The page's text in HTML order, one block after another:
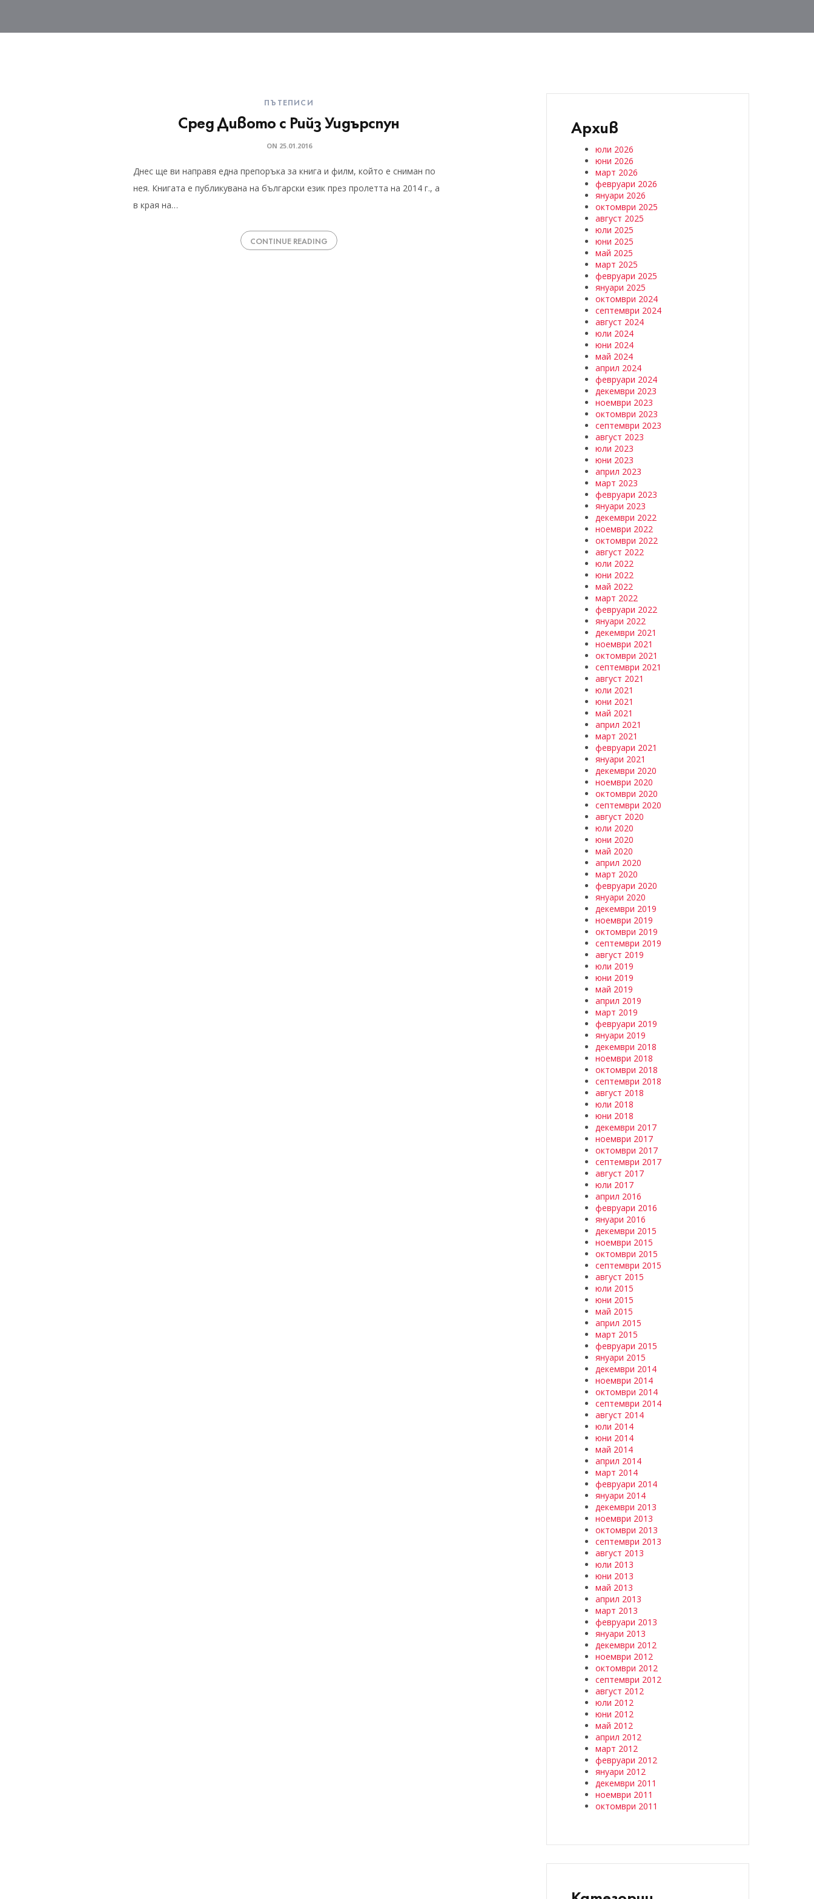
ПЪТЕПИСИ
Сред Дивото с Рийз Уидърспун
ON 25.01.2016
Днес ще ви направя една препоръка за книга и филм, който е сниман по
нея. Книгата е публикувана на български език през пролетта на 2014 г., а
в края на…
CONTINUE READING
Архив
юли 2026
юни 2026
март 2026
февруари 2026
януари 2026
октомври 2025
август 2025
юли 2025
юни 2025
май 2025
март 2025
февруари 2025
януари 2025
октомври 2024
септември 2024
август 2024
юли 2024
юни 2024
май 2024
април 2024
февруари 2024
декември 2023
ноември 2023
октомври 2023
септември 2023
август 2023
юли 2023
юни 2023
април 2023
март 2023
февруари 2023
януари 2023
декември 2022
ноември 2022
октомври 2022
август 2022
юли 2022
юни 2022
май 2022
март 2022
февруари 2022
януари 2022
декември 2021
ноември 2021
октомври 2021
септември 2021
август 2021
юли 2021
юни 2021
май 2021
април 2021
март 2021
февруари 2021
януари 2021
декември 2020
ноември 2020
октомври 2020
септември 2020
август 2020
юли 2020
юни 2020
май 2020
април 2020
март 2020
февруари 2020
януари 2020
декември 2019
ноември 2019
октомври 2019
септември 2019
август 2019
юли 2019
юни 2019
май 2019
април 2019
март 2019
февруари 2019
януари 2019
декември 2018
ноември 2018
октомври 2018
септември 2018
август 2018
юли 2018
юни 2018
декември 2017
ноември 2017
октомври 2017
септември 2017
август 2017
юли 2017
април 2016
февруари 2016
януари 2016
декември 2015
ноември 2015
октомври 2015
септември 2015
август 2015
юли 2015
юни 2015
май 2015
април 2015
март 2015
февруари 2015
януари 2015
декември 2014
ноември 2014
октомври 2014
септември 2014
август 2014
юли 2014
юни 2014
май 2014
април 2014
март 2014
февруари 2014
януари 2014
декември 2013
ноември 2013
октомври 2013
септември 2013
август 2013
юли 2013
юни 2013
май 2013
април 2013
март 2013
февруари 2013
януари 2013
декември 2012
ноември 2012
октомври 2012
септември 2012
август 2012
юли 2012
юни 2012
май 2012
април 2012
март 2012
февруари 2012
януари 2012
декември 2011
ноември 2011
октомври 2011